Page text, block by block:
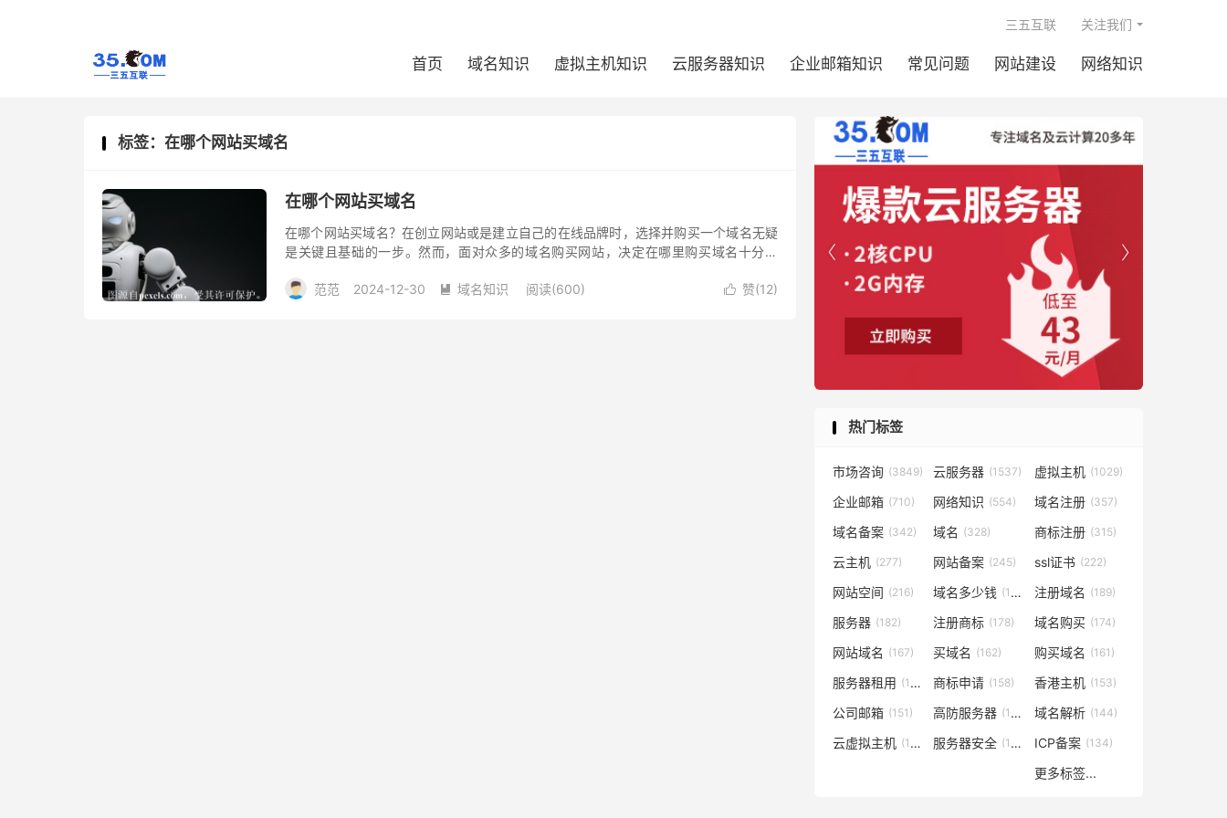
首页 域名知识 虚拟主机知识 云服务器知识 企业邮箱知识 常见问题 网站建设 网络知识
三五互联 关注我们
标签：在哪个网站买域名
在哪个网站买域名
在哪个网站买域名？在创立网站或是建立自己的在线品牌时，选择并购买一个域名无疑
是关键且基础的一步。然而，面对众多的域名购买网站，决定在哪里购买域名十分重
范范
2024-12-30  域名知识 阅读(600)  赞(12)


热门标签
市场咨询 (3849) 云服务器 (1537) 虚拟主机 (1029)
企业邮箱 (710) 网络知识 (554) 域名注册 (357)
域名备案 (342) 域名 (328) 商标注册 (315)
云主机 (277) 网站备案 (245) ssl证书 (222)
网站空间 (216) 域名多少钱 (194) 注册域名 (189)
服务器 (182) 注册商标 (178) 域名购买 (174)
网站域名 (167) 买域名 (162) 购买域名 (161)
服务器租用 (160) 商标申请 (158) 香港主机 (153)
公司邮箱 (151) 高防服务器 (146) 域名解析 (144)
云虚拟主机 (140) 服务器安全 (137) ICP备案 (134)
更多标签...